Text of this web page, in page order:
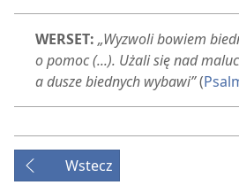
WERSET: „Wyzwoli bowiem
o pomoc (...). Użali się nad
a dusze biednych wybawi”(
Wstecz